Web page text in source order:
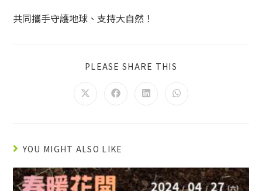
共同攜手守護地球、支持大自然！
PLEASE SHARE THIS
YOU MIGHT ALSO LIKE